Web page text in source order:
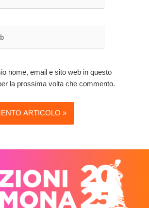
nome, email e sito web in questo
la prossima volta che commento.